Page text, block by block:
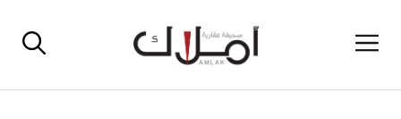
إلى القائمة